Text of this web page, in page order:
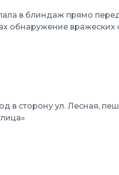
в блиндаж прямо
обнаружение вражеских
в сторону ул. Лесная,